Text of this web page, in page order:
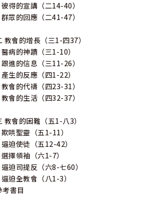
得的宣講（二14-40）
眾的回應（二41-47）
教會的增長（三1-四37）
病的神蹟（三1-10）
進的信息（三11-26）
生的反應（四1-22）
會的代禱（四23-31）
會的生活（四32-37）
教會的困難（五1-八3）
哄聖靈（五1-11）
迫使徒（五12-42）
擇領袖（六1-7）
迫司提反（六8-七60）
迫全教會（八1-3）
考書目